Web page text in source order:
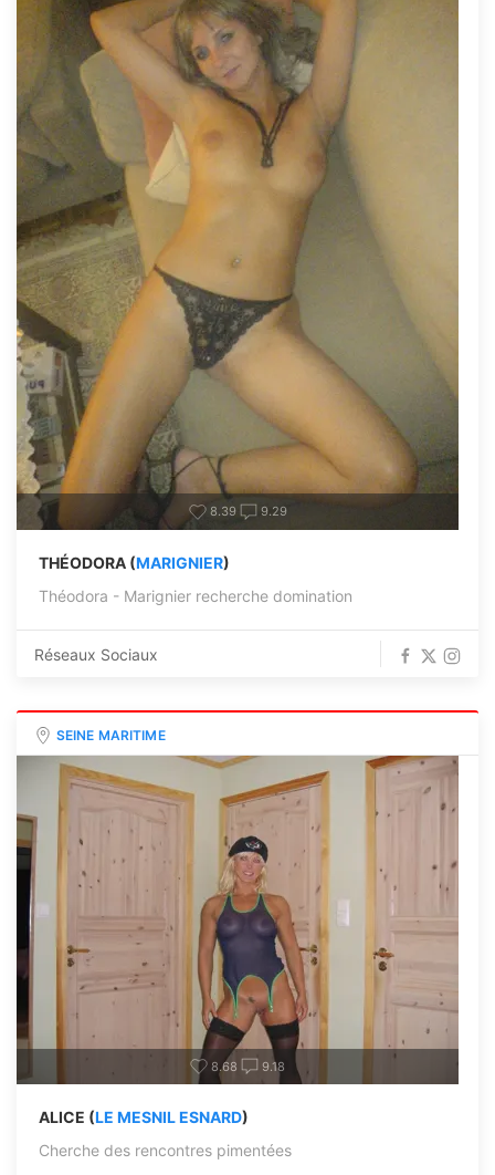
8.39 9.29
THÉODORA (MARIGNIER)
Théodora - Marignier recherche domination
Réseaux Sociaux
SEINE MARITIME
8.68 9.18
ALICE (LE MESNIL ESNARD)
Cherche des rencontres pimentées